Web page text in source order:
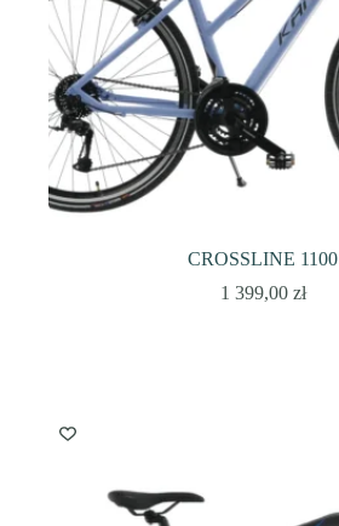
CROSSLINE 1100
1 399,00 zł